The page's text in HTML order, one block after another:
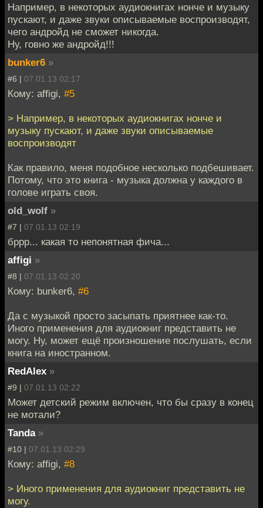
Например, в некоторых аудиокнигах нонче и музыку
пускают, и даже звуки описываемые воспроизводят,
чего андройд не сможет никогда.
Ну, говно же андройд!!!
bunker6 »
#6 | 07.01.13 02:17
Кому: affigi, #5
> Например, в некоторых аудиокнигах нонче и
музыку пускают, и даже звуки описываемые
воспроизводят
Как правило, меня подобное несколько подбешивает.
Потому, что это книга - музыка должна у каждого в
голове играть своя.
old_wolf »
#7 | 07.01.13 02:19
бррр... какая то непонятная фича...
affigi »
#8 | 07.01.13 02:20
Кому: bunker6, #6
Да с музыкой просто засыпать приятнее как-то.
Иного применения для аудиокниг представить не
могу. Ну, может ещё произношение послушать, если
книга на иностранном.
RedAlex »
#9 | 07.01.13 02:22
Может детский режим включен, что бы сразу в конец
не мотали?
Tanda »
#10 | 07.01.13 02:29
Кому: affigi, #8
> Иного применения для аудиокниг представить не
могу.